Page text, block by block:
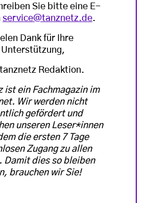
Sie bitte eine E-
service@tanznetz.de.
Dank für Ihre
Unterstützung,
tanznetz Redaktion.
ist ein Fachmagazin im
Wir werden nicht
gefördert und
unseren Leser*innen
die ersten 7 Tage
Zugang zu allen
Damit dies so bleiben
brauchen wir Sie!